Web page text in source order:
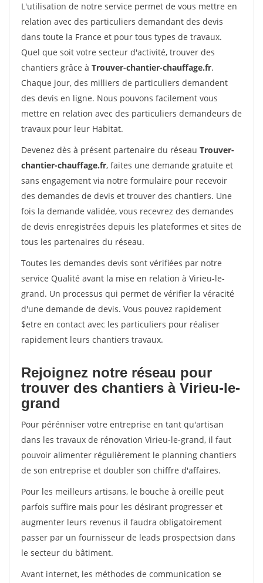
L'utilisation de notre service permet de vous mettre en
relation avec des particuliers demandant des devis
dans toute la France et pour tous types de travaux.
Quel que soit votre secteur d'activité, trouver des
chantiers grâce à Trouver-chantier-chauffage.fr.
Chaque jour, des milliers de particuliers demandent
des devis en ligne. Nous pouvons facilement vous
mettre en relation avec des particuliers demandeurs de
travaux pour leur Habitat.
Devenez dès à présent partenaire du réseau Trouver-
chantier-chauffage.fr, faites une demande gratuite et
sans engagement via notre formulaire pour recevoir
des demandes de devis et trouver des chantiers. Une
fois la demande validée, vous recevrez des demandes
de devis enregistrées depuis les plateformes et sites de
tous les partenaires du réseau.
Toutes les demandes devis sont vérifiées par notre
service Qualité avant la mise en relation à Virieu-le-
grand. Un processus qui permet de vérifier la véracité
d'une demande de devis. Vous pouvez rapidement
$etre en contact avec les particuliers pour réaliser
rapidement leurs chantiers travaux.
Rejoignez notre réseau pour
trouver des chantiers à Virieu-le-
grand
Pour pérénniser votre entreprise en tant qu'artisan
dans les travaux de rénovation Virieu-le-grand, il faut
pouvoir alimenter régulièrement le planning chantiers
de son entreprise et doubler son chiffre d'affaires.
Pour les meilleurs artisans, le bouche à oreille peut
parfois suffire mais pour les désirant progresser et
augmenter leurs revenus il faudra obligatoirement
passer par un fournisseur de leads prospectsion dans
le secteur du bâtiment.
Avant internet, les méthodes de communication se